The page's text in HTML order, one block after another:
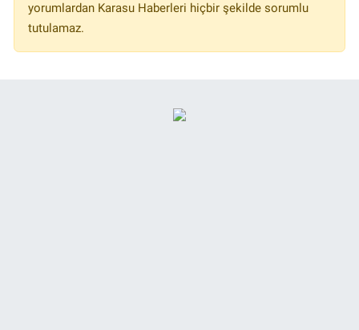
yorumlardan Karasu Haberleri hiçbir şekilde sorumlu
tutulamaz.